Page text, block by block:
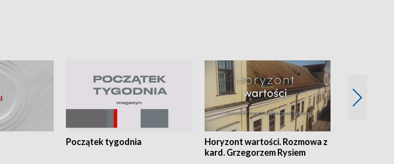
Początek tygodnia
Horyzont wartości. Rozmowa z
kard. Grzegorzem Rysiem